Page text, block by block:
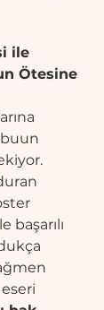
ile
Ötesine
başarılı